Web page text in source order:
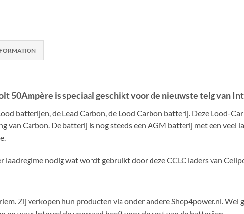
50Ampère is speciaal geschikt voor de nieuwste telg van
batterijen, de Lead Carbon, de Lood Carbon batterij. Deze Lood-
van Carbon. De batterij is nog steeds een AGM batterij met een veel
laadregime nodig wat wordt gebruikt door deze CCLC laders van
Zij verkopen hun producten via onder andere Shop4power.nl.